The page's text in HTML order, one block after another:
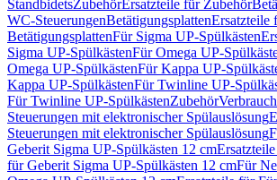
StandbidetsZubehörErsatzteile für Zubehör
WC-SteuerungenBetätigungsplattenErsatzteile
BetätigungsplattenFür Sigma UP-Spülkästen
Sigma UP-SpülkästenFür Omega UP-
Omega UP-SpülkästenFür Kappa UP-
Kappa UP-SpülkästenFür Twinline UP-
Für Twinline UP-SpülkästenZubehör
Steuerungen mit elektronischer Spülauslösung
Steuerungen mit elektronischer Spülauslösung
Geberit Sigma UP-Spülkästen 12 cm
für Geberit Sigma UP-Spülkästen 12 cmFür